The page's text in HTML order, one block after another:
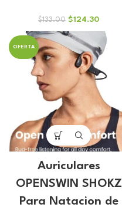
$133.00 El
precio
original
era:
$133.00.
$124.30El
precio
actual
es:
OFERTA
Auriculares
OPENSWIN SHOKZ
Para Natacion de